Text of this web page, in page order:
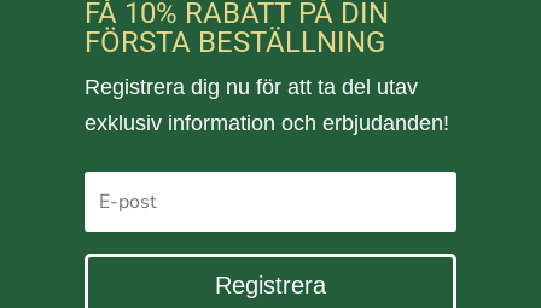
FÅ 10% RABATT PÅ DIN
FÖRSTA BESTÄLLNING
Registrera dig nu för att ta del utav
exklusiv information och erbjudanden!
Registrera